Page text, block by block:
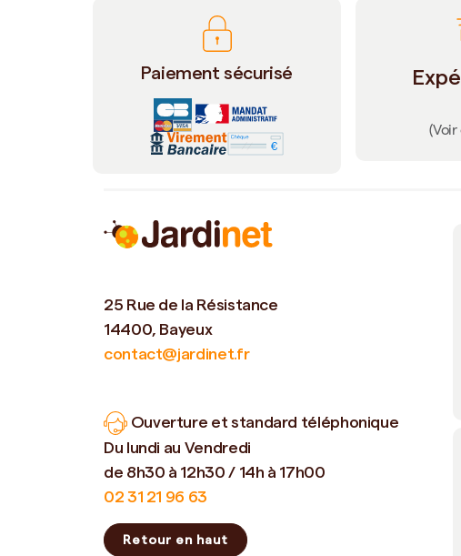
Paiement sécurisé
25 Rue de la Résistance
14400, Bayeux
contact@jardinet.fr
Ouverture et standard téléphonique
Du lundi au Vendredi
de 8h30 à 12h30 / 14h à 17h00
02 31 21 96 63
Retour en haut